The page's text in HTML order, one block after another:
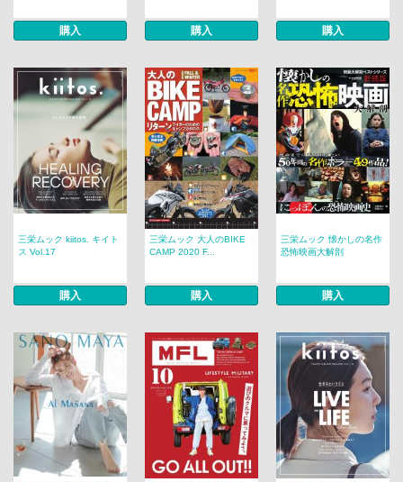
購入 購入 購入
三栄ムック kiitos. キイト
ス Vol.17
購入
三栄ムック 大人のBIKE
CAMP 2020 F...
購入
三栄ムック 懐かしの名作
恐怖映画大解剖
購入